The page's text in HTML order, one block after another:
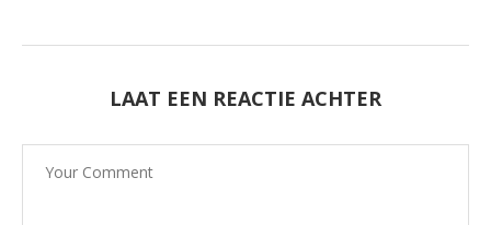
LAAT EEN REACTIE ACHTER